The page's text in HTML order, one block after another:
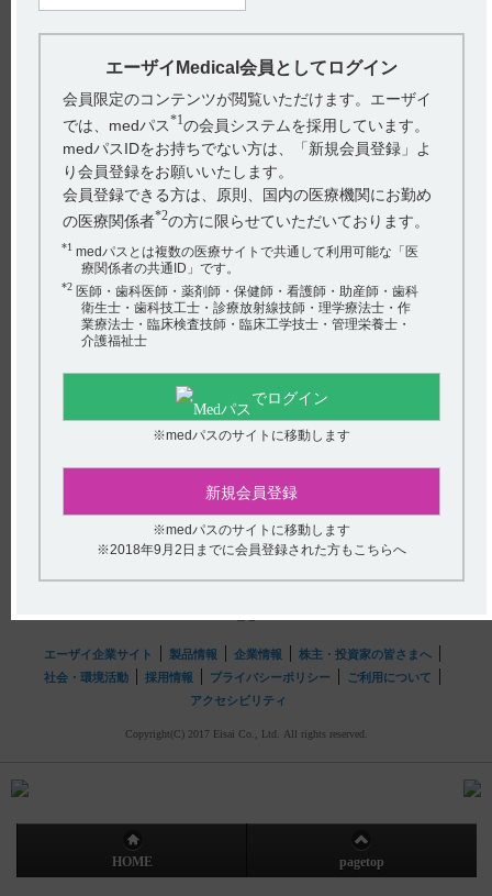
戻る
関連するQ&A
【テオロング】 効能又は効果について教えてください。
【レケンビ】 ARIA-Hの重症度分類について教えてくださ
い。
【ユベラ】 包装について教えてください。
【ネオフィリン・注・注PL・注点滴用バッグ】 保管方法
について教えてください。
て教えてください。
アンケート:ご意見をお聞かせください
(選択してください)
送信する
エーザイMedical会員としてログイン
会員限定のコンテンツが閲覧いただけます。エーザイ
では、medパス*1の会員システムを採用しています。
medパスIDをお持ちでない方は、「新規会員登録」よ
り会員登録をお願いいたします。
会員登録できる方は、原則、国内の医療機関にお勤め
の医療関係者*2の方に限らせていただいております。
*1 medパスとは複数の医療サイトで共通して利用可能な「医
療関係者の共通ID」です。
*2 医師・歯科医師・薬剤師・保健師・看護師・助産師・歯科
衛生士・歯科技工士・診療放射線技師・理学療法士・作
業療法士・臨床検査技師・臨床工学技士・管理栄養士・
介護福祉士
でログイン
※medパスのサイトに移動します
新規会員登録
※medパスのサイトに移動します
※2018年9月2日までに会員登録された方もこちらへ
hhcホットライン
(平日9時〜18時 土日・祝日9時〜17時)
フリーダイヤル0120-419-497
エーザイ企業サイト 製品情報 企業情報
株主・投資家の皆さまへ
社会・環境活動
採用情報 プライバシーポリシー
ご利用について
アクセシビリティ
Copyright(C) 2017 Eisai Co., Ltd. All rights reserved.
HOME pagetop